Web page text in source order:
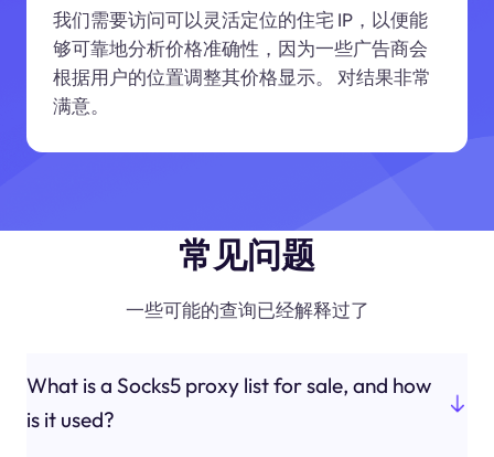
我们需要访问可以灵活定位的住宅 IP，以便能
够可靠地分析价格准确性，因为一些广告商会
根据用户的位置调整其价格显示。 对结果非常
满意。
常见问题
一些可能的查询已经解释过了
What is a Socks5 proxy list for sale, and how
is it used?